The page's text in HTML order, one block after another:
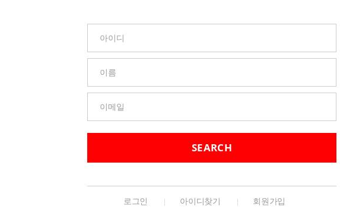
SEARCH
로그인 아이디찾기 회원가입